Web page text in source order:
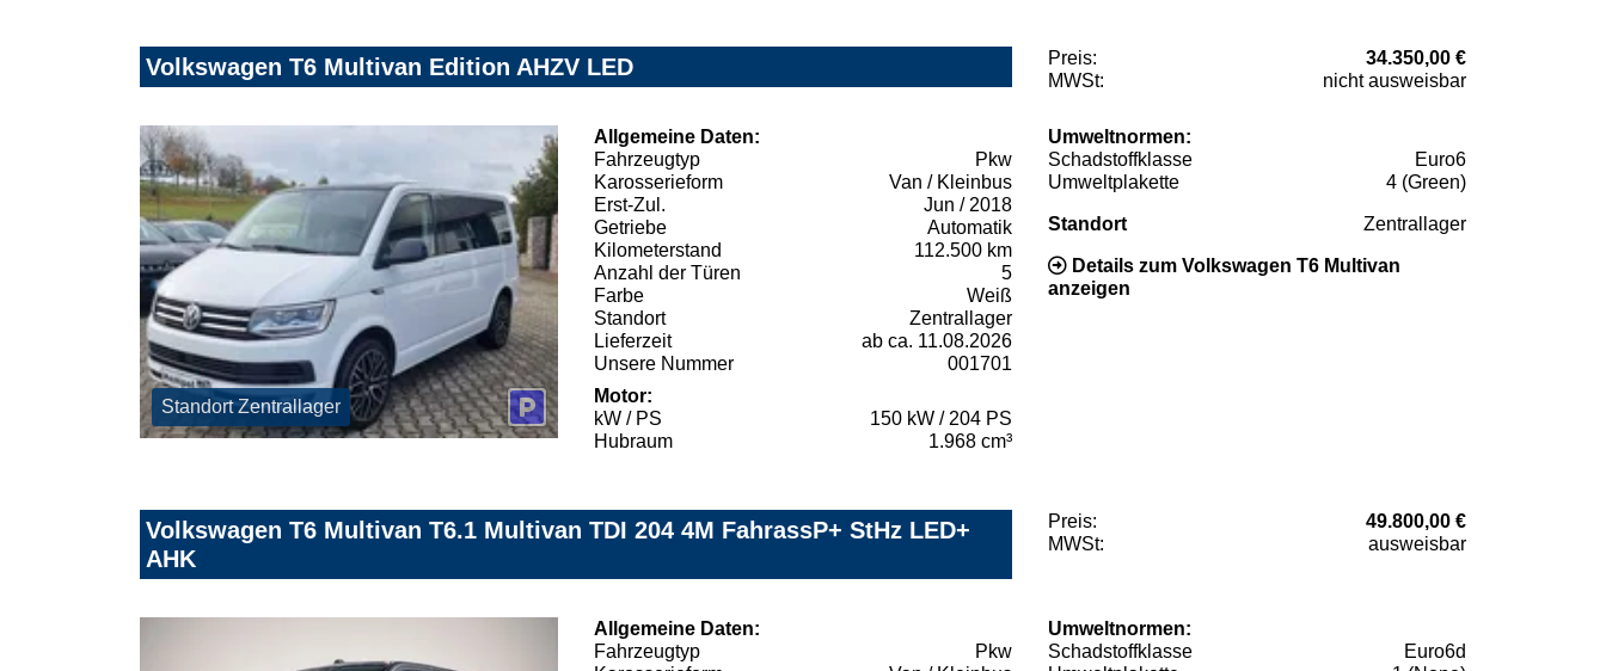
Volkswagen T6 Multivan Edition AHZV LED Preis:
34.350,00 €
MWSt:
nicht ausweisbar
Standort Zentrallager
Allgemeine Daten:
Fahrzeugtyp
Pkw
Karosserieform
Van / Kleinbus
Erst-Zul.
Jun / 2018
Getriebe
Automatik
Kilometerstand
112.500 km
Anzahl der Türen
5
Farbe
Weiß
Standort
Zentrallager
Lieferzeit
ab ca. 11.08.2026
Unsere Nummer
001701
Motor:
kW / PS
150 kW / 204 PS
Hubraum
1.968 cm³
Umweltnormen:
Schadstoffklasse
Euro6
Umweltplakette
4 (Green)
Standort Zentrallager
Details zum Volkswagen T6 Multivan
anzeigen
Volkswagen T6 Multivan T6.1 Multivan TDI 204 4M FahrassP+ StHz LED+
AHK
Preis:
49.800,00 €
MWSt:
ausweisbar
Allgemeine Daten:
Fahrzeugtyp
Pkw
Umweltnormen:
Schadstoffklasse
Euro6d